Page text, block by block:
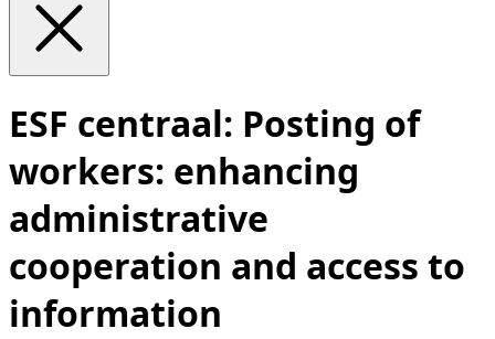
ESF centraal: Posting of
workers: enhancing
administrative
cooperation and access to
information